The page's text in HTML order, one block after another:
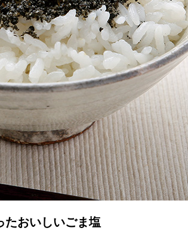
たおいしいごま塩